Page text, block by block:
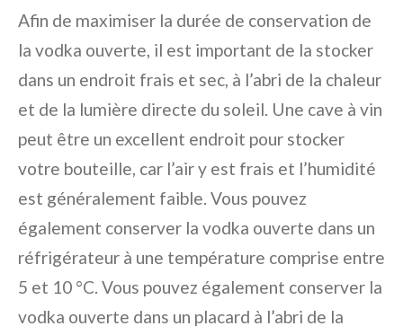
Afin de maximiser la durée de conservation de
la vodka ouverte, il est important de la stocker
dans un endroit frais et sec, à l’abri de la chaleur
et de la lumière directe du soleil. Une cave à vin
peut être un excellent endroit pour stocker
votre bouteille, car l’air y est frais et l’humidité
est généralement faible. Vous pouvez
également conserver la vodka ouverte dans un
réfrigérateur à une température comprise entre
5 et 10 °C. Vous pouvez également conserver la
vodka ouverte dans un placard à l’abri de la